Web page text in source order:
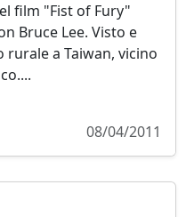
film "Fist of Fury"
Bruce Lee. Visto e
a Taiwan, vicino
08/04/2011